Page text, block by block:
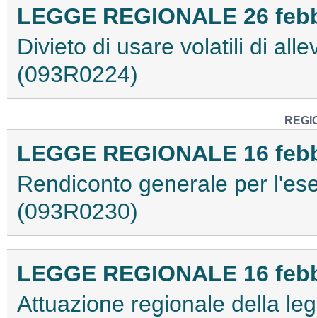
LEGGE REGIONALE 26
Divieto di usare volatili di
(093R0224)
LEGGE REGIONALE 16
Rendiconto generale per
(093R0230)
LEGGE REGIONALE 16
Attuazione regionale della